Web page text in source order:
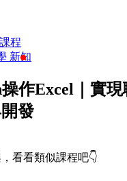
課程
新知
作Excel｜實
發
看看類似課程吧👇